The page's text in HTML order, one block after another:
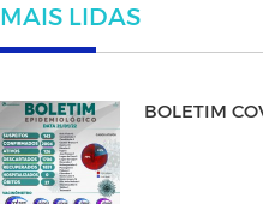
MAIS LIDAS
BOLETIM